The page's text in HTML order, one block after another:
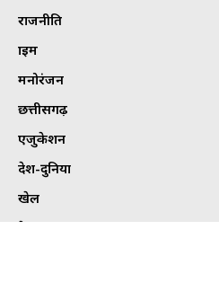
राजनीति
क्राइम
मनोरंजन
छत्तीसगढ़
एजुकेशन
देश-दुनिया
खेल
हेल्थ